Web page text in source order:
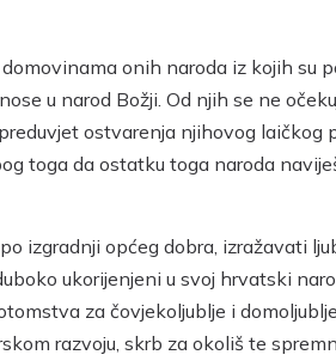
onih naroda iz kojih su
u narod Božji. Od njih se ne
ostvarenja njihovog laičkog
toga da ostatku toga naroda
izgradnji općeg dobra, izražavati
ukorijenjeni u svoj hrvatski
za čovjekoljublje i domoljublje,
razvoju, skrb za okoliš te